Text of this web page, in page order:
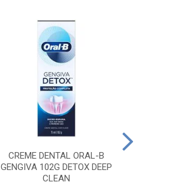
CREME DENTAL ORAL-B
GENGIVA 102G DETOX DEEP
CLEAN